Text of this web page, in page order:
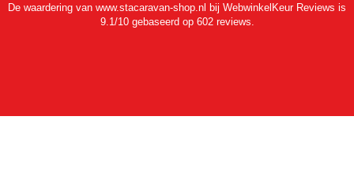
De waardering van www.stacaravan-shop.nl bij WebwinkelKeur Reviews is
9.1/10 gebaseerd op 602 reviews.